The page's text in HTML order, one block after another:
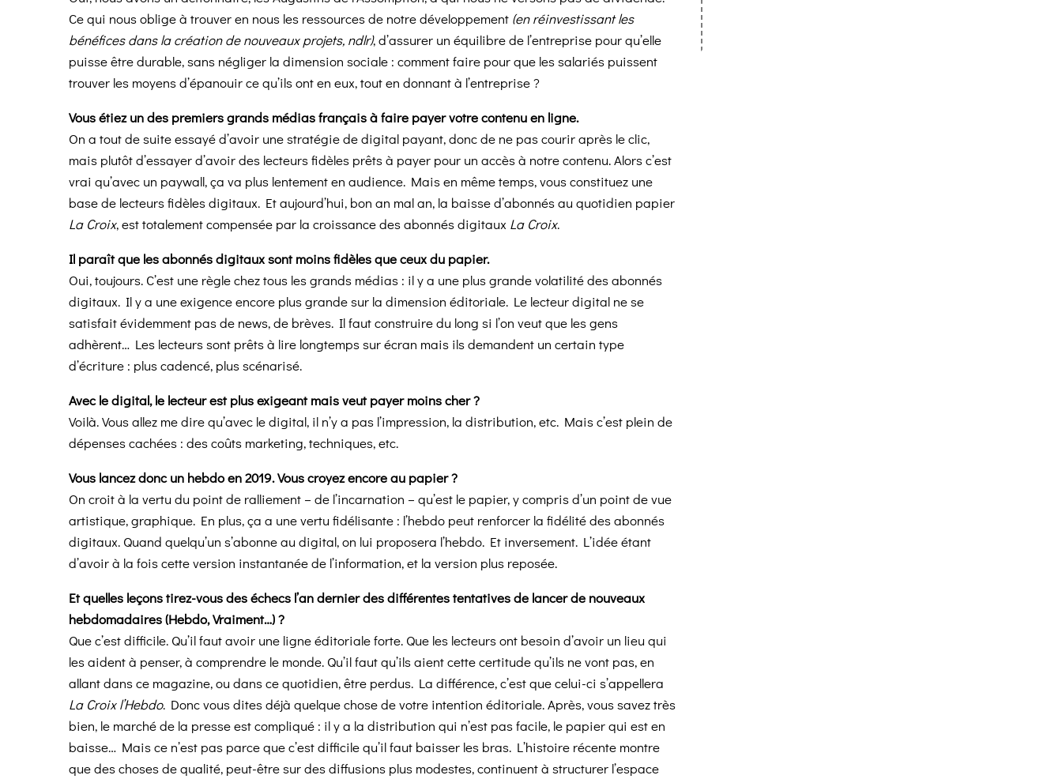
Ce qui nous oblige à trouver en nous les ressources de notre développement (en réinvestissant les
bénéfices dans la création de nouveaux projets, ndlr), d’assurer un équilibre de l’entreprise pour qu’elle
puisse être durable, sans négliger la dimension sociale : comment faire pour que les salariés puissent
trouver les moyens d’épanouir ce qu’ils ont en eux, tout en donnant à l’entreprise ?
Vous étiez un des premiers grands médias français à faire payer votre contenu en ligne.
On a tout de suite essayé d’avoir une stratégie de digital payant, donc de ne pas courir après le clic,
mais plutôt d’essayer d’avoir des lecteurs fidèles prêts à payer pour un accès à notre contenu. Alors c’est
vrai qu’avec un paywall, ça va plus lentement en audience. Mais en même temps, vous constituez une
base de lecteurs fidèles digitaux. Et aujourd’hui, bon an mal an, la baisse d’abonnés au quotidien papier
La Croix, est totalement compensée par la croissance des abonnés digitaux La Croix.
Il paraît que les abonnés digitaux sont moins fidèles que ceux du papier.
Oui, toujours. C’est une règle chez tous les grands médias : il y a une plus grande volatilité des abonnés
digitaux. Il y a une exigence encore plus grande sur la dimension éditoriale. Le lecteur digital ne se
satisfait évidemment pas de news, de brèves. Il faut construire du long si l’on veut que les gens
adhèrent… Les lecteurs sont prêts à lire longtemps sur écran mais ils demandent un certain type
d’écriture : plus cadencé, plus scénarisé.
Avec le digital, le lecteur est plus exigeant mais veut payer moins cher ?
Voilà. Vous allez me dire qu’avec le digital, il n’y a pas l’impression, la distribution, etc. Mais c’est plein de
dépenses cachées : des coûts marketing, techniques, etc.
Vous lancez donc un hebdo en 2019. Vous croyez encore au papier ?
On croit à la vertu du point de ralliement – de l’incarnation – qu’est le papier, y compris d’un point de vue
artistique, graphique. En plus, ça a une vertu fidélisante : l’hebdo peut renforcer la fidélité des abonnés
digitaux. Quand quelqu’un s’abonne au digital, on lui proposera l’hebdo. Et inversement. L’idée étant
d’avoir à la fois cette version instantanée de l’information, et la version plus reposée.
Et quelles leçons tirez-vous des échecs l’an dernier des différentes tentatives de lancer de nouveaux
hebdomadaires (Hebdo, Vraiment…) ?
Que c’est difficile. Qu’il faut avoir une ligne éditoriale forte. Que les lecteurs ont besoin d’avoir un lieu qui
les aident à penser, à comprendre le monde. Qu’il faut qu’ils aient cette certitude qu’ils ne vont pas, en
allant dans ce magazine, ou dans ce quotidien, être perdus. La différence, c’est que celui-ci s’appellera
La Croix l’Hebdo. Donc vous dites déjà quelque chose de votre intention éditoriale. Après, vous savez très
bien, le marché de la presse est compliqué : il y a la distribution qui n’est pas facile, le papier qui est en
baisse… Mais ce n’est pas parce que c’est difficile qu’il faut baisser les bras. L’histoire récente montre
que des choses de qualité, peut-être sur des diffusions plus modestes, continuent à structurer l’espace